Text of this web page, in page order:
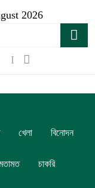
2026
খেলা বিনোদন
চাকরি